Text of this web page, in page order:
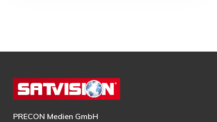
PRECON Medien GmbH